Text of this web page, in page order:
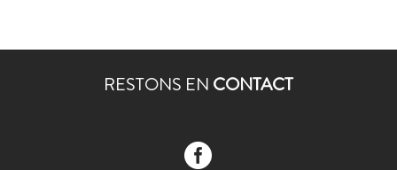
RESTONS EN CONTACT
